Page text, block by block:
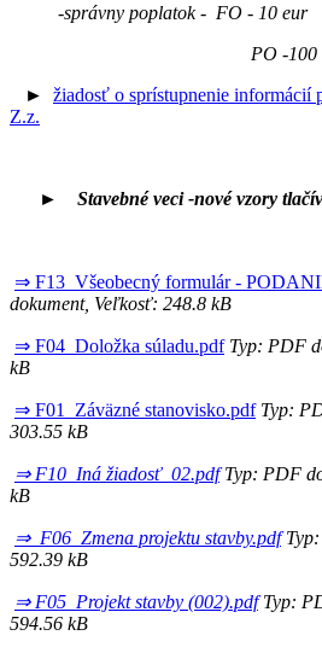
-správny poplatok - FO - 10 eur
PO -100
► žiadosť o sprístupnenie informácií
Z.z.
► Stavebné veci -nové vzory
⇒ F13_Všeobecný formulár -
dokument, Veľkosť: 248.8 kB
⇒ F04_Doložka súladu.pdfTyp: PDF
kB
⇒ F01_Záväzné stanovisko.pdfTyp:
303.55 kB
⇒ F10_Iná žiadosť_02.pdfTyp: PDF
kB
⇒ F06_Zmena projektu stavby.pdfTyp:
592.39 kB
⇒ F05_Projekt stavby (002).pdfTyp:
594.56 kB